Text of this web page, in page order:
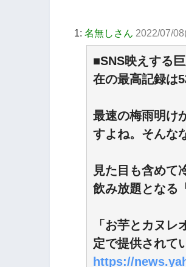
1: 名無しさん 2022/07/
■SNS映えする
在の最高記録は
最速の梅雨明け
すよね。そんな
見た目も含めて
飲み放題となる
「お芋とカヌ
定で提供されて
https://